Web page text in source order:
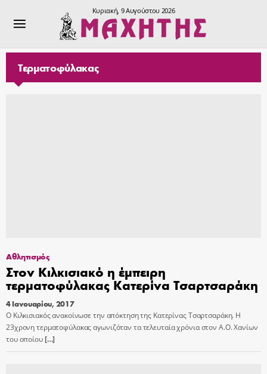
Κυριακή, 9 Αυγούστου 2026
Τερματοφύλακας
Αθλητισμός
Στον Κιλκισιακό η έμπειρη
τερματοφύλακας Κατερίνα Τσαρτσαράκη
4 Ιανουαρίου, 2017
Ο Κιλκισιακός ανακοίνωσε την απόκτηση της Κατερίνας Τσαρτσαράκη. Η
23χρονη τερματοφύλακας αγωνιζόταν τα τελευταία χρόνια στον Α.Ο. Χανίων
του οποίου[…]